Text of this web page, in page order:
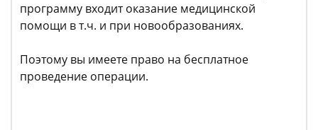
программу входит оказание медицинской
помощи в т.ч. и при новообразованиях.
Поэтому вы имеете право на бесплатное
проведение операции.